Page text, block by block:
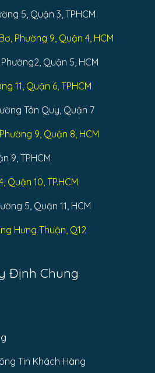
5, Quận 3, TPHCM
Phường 9, Quận 4, HCM
Quận 5, HCM
11, Quận 6, TPHCM
Tân Quy, Quận 7
9, Quận 8, HCM
9, TPHCM
Quận 10, TP.HCM
5, Quận 11, HCM
Hưng Thuận, Q12
Định Chung
Tin Khách Hàng